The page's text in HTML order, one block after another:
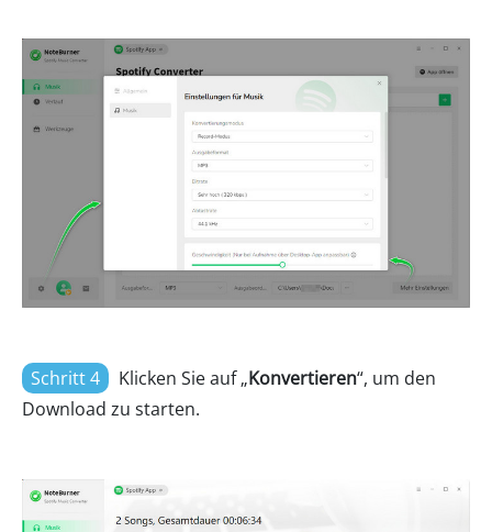
Schritt 4 Klicken Sie auf „Konvertieren“, um den
Download zu starten.